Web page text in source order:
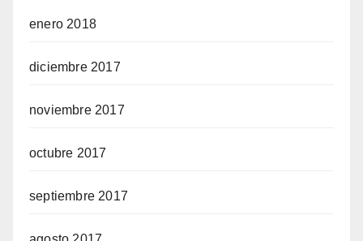
enero 2018
diciembre 2017
noviembre 2017
octubre 2017
septiembre 2017